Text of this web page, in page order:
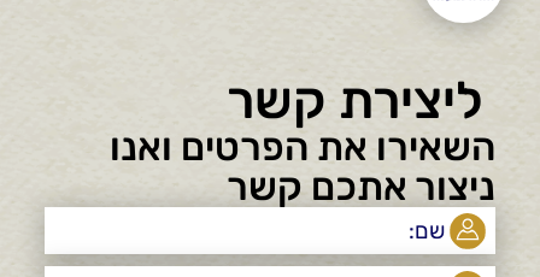
ליצירת קשר
השאירו את הפרטים ואנו
ניצור אתכם קשר